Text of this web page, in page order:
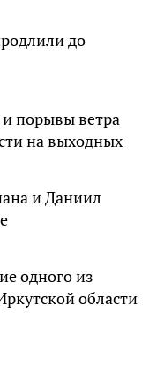
до
порывы ветра
на выходных
и Даниил
одного из
области